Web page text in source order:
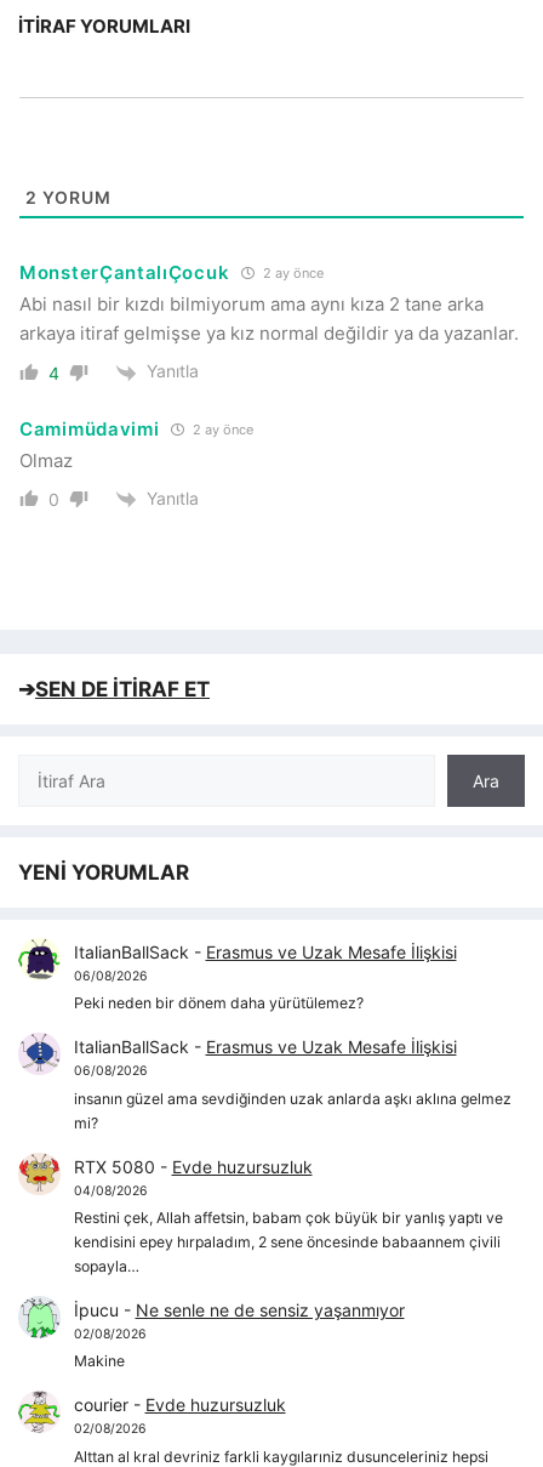
İTIRAF YORUMLARI
2 YORUM
MonsterÇantalıÇocuk 2 ay önce
Abi nasıl bir kızdı bilmiyorum ama aynı kıza 2 tane arka
arkaya itiraf gelmişse ya kız normal değildir ya da yazanlar.
4 Yanıtla
Camimüdavimi 2 ay önce
Olmaz
0 Yanıtla
➔SEN DE İTİRAF ET
Ara
Ara
YENİ YORUMLAR
ItalianBallSack - Erasmus ve Uzak Mesafe İlişkisi
06/08/2026
Peki neden bir dönem daha yürütülemez?
ItalianBallSack - Erasmus ve Uzak Mesafe İlişkisi
06/08/2026
insanın güzel ama sevdiğinden uzak anlarda aşkı aklına gelmez
mi?
RTX 5080 - Evde huzursuzluk
04/08/2026
Restini çek, Allah affetsin, babam çok büyük bir yanlış yaptı ve
kendisini epey hırpaladım, 2 sene öncesinde babaannem çivili
sopayla…
İpucu - Ne senle ne de sensiz yaşanmıyor
02/08/2026
Makine
courier- Evde huzursuzluk
02/08/2026
Alttan al kral devriniz farkli kaygılarıniz dusunceleriniz hepsi